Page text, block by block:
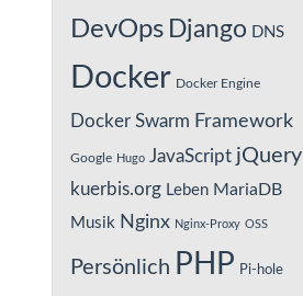
DevOps Django DNS
Docker Docker Engine
Docker Swarm Framework
Google Hugo JavaScript jQuery
kuerbis.org Leben MariaDB
Musik Nginx Nginx-Proxy OSS
Persönlich PHP Pi-hole